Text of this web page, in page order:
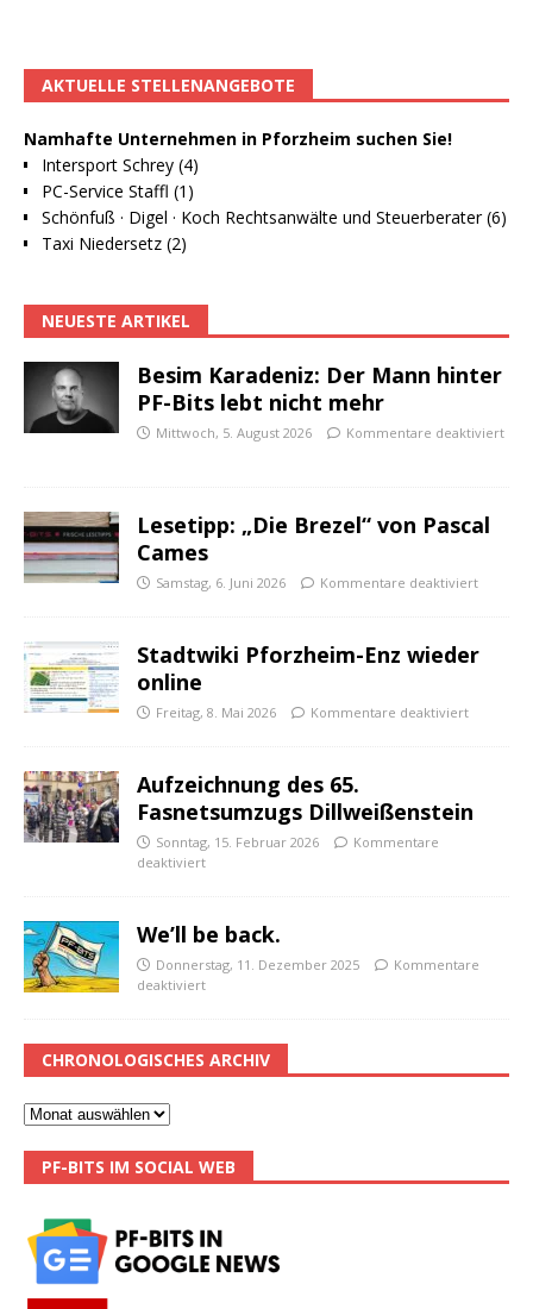
AKTUELLE STELLENANGEBOTE
Namhafte Unternehmen in Pforzheim suchen Sie!
Intersport Schrey (4)
PC-Service Staffl (1)
Schönfuß · Digel · Koch Rechtsanwälte und Steuerberater (6)
Taxi Niedersetz (2)
NEUESTE ARTIKEL
Besim Karadeniz: Der Mann hinter
PF-Bits lebt nicht mehr
Mittwoch, 5. August 2026 Kommentare deaktiviert
Lesetipp: „Die Brezel“ von Pascal
Cames
Samstag, 6. Juni 2026 Kommentare deaktiviert
Stadtwiki Pforzheim-Enz wieder
online
Freitag, 8. Mai 2026 Kommentare deaktiviert
Aufzeichnung des 65.
Fasnetsumzugs Dillweißenstein
Sonntag, 15. Februar 2026
Kommentare
deaktiviert
We’ll be back.
Donnerstag, 11. Dezember 2025
Kommentare
deaktiviert
CHRONOLOGISCHES ARCHIV
PF-BITS IM SOCIAL WEB